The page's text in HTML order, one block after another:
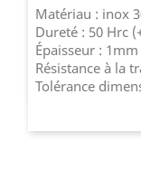
Matériau : inox
Dureté : 50 Hrc
Épaisseur : 1mm
Résistance à la
Tolérance